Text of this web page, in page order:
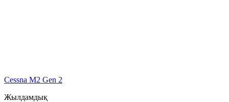
Cessna M2 Gen 2
Жылдамдық